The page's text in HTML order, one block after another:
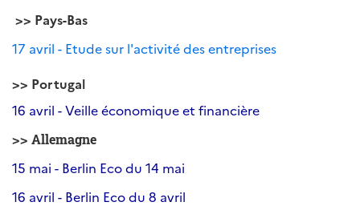
>> Pays-Bas
17 avril - Etude sur l'activité des entreprises
>> Portugal
16 avril - Veille économique et financière
>> Allemagne
15 mai - Berlin Eco du 14 mai
16 avril - Berlin Eco du 8 avril